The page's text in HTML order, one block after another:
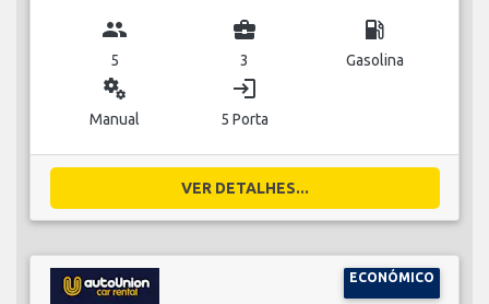
group
5
business_center
3
local_gas_station
Gasolina
miscellaneous_services
Manual
login
5 Porta
VER DETALHES...
ECONÓMICO